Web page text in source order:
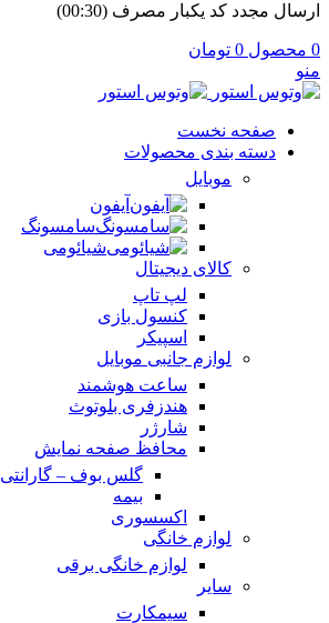
ارسال مجدد کد یکبار مصرف (00:
30
)
0 محصول 0 تومان
منو
صفحه نخست
دسته بندی محصولات
موبایل
آیفون
سامسونگ
شیائومی
کالای دیجیتال
لپ تاپ
کنسول بازی
اسپیکر
لوازم جانبی موبایل
ساعت هوشمند
هندزفری بلوتوث
شارژر
محافظ صفحه نمایش
گلس بوف – گارانتی
بیمه
اکسسوری
لوازم خانگی
لوازم خانگی برقی
سایر
سیمکارت